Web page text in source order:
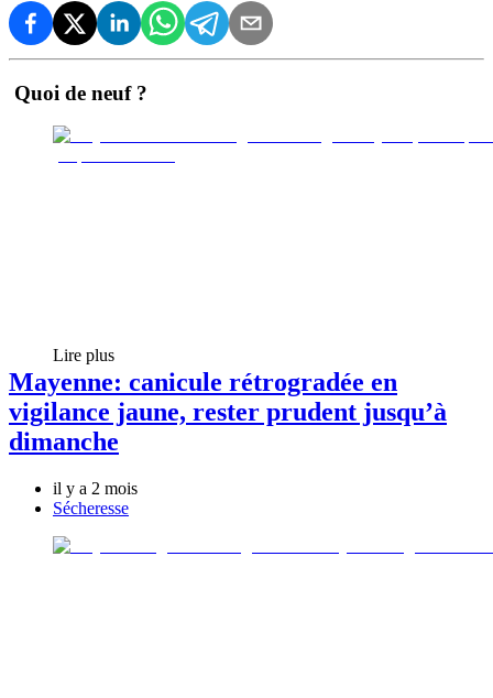
Quoi de neuf ?
Lire plus
Mayenne: canicule rétrogradée en
vigilance jaune, rester prudent jusqu’à
dimanche
il y a 2 mois
Sécheresse